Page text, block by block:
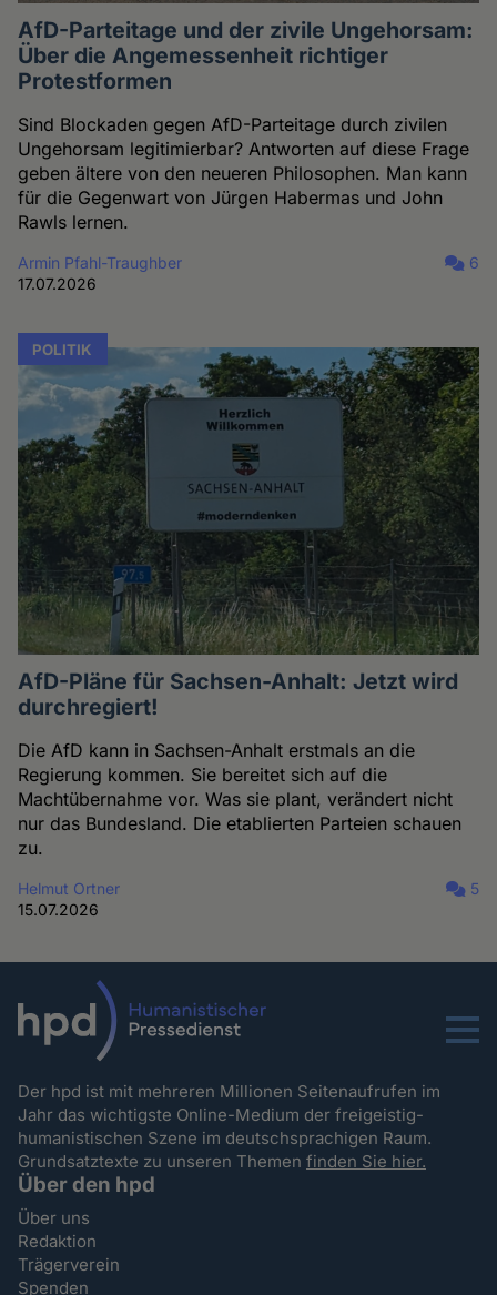
AfD-Parteitage und der zivile Ungehorsam:
Über die Angemessenheit richtiger
Protestformen
Sind Blockaden gegen AfD-Parteitage durch zivilen
Ungehorsam legitimierbar? Antworten auf diese Frage
geben ältere von den neueren Philosophen. Man kann
für die Gegenwart von Jürgen Habermas und John
Rawls lernen.
Armin Pfahl-Traughber
17.07.2026
6
POLITIK
AfD-Pläne für Sachsen-Anhalt: Jetzt wird
durchregiert!
Die AfD kann in Sachsen-Anhalt erstmals an die
Regierung kommen. Sie bereitet sich auf die
Machtübernahme vor. Was sie plant, verändert nicht
nur das Bundesland. Die etablierten Parteien schauen
zu.
Helmut Ortner
15.07.2026
5
Menu
Der hpd ist mit mehreren Millionen Seitenaufrufen im
Jahr das wichtigste Online-Medium der freigeistig-
humanistischen Szene im deutschsprachigen Raum.
Grundsatztexte zu unseren Themenfinden Sie hier.
Über den hpd
Über uns
Redaktion
Trägerverein
Spenden